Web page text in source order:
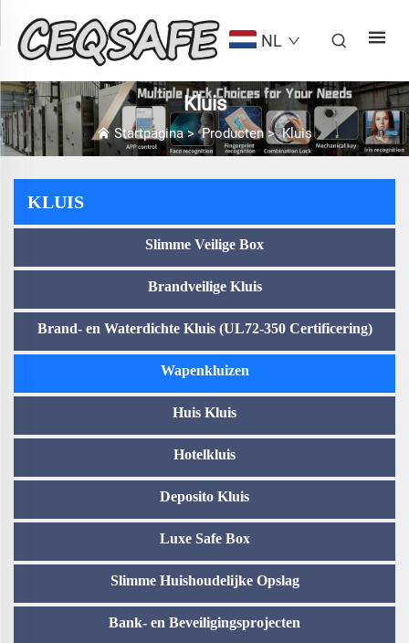
NL
Kluis
Startpagina>Producten>Kluis
KLUIS
Slimme Veilige Box
Brandveilige Kluis
Brand- en Waterdichte Kluis (UL72-350 Certificering)
Wapenkluizen
Huis Kluis
Hotelkluis
Deposito Kluis
Luxe Safe Box
Slimme Huishoudelijke Opslag
Bank- en Beveiligingsprojecten